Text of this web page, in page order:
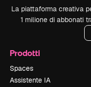
La piattaforma creativa
1 milione di abbonati
Prodotti
Spaces
Assistente IA